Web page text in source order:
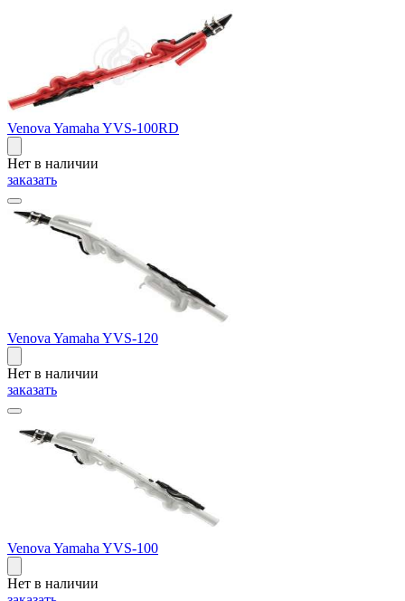
Venova Yamaha YVS-100RD
Нет в наличии
заказать
Venova Yamaha YVS-120
Нет в наличии
заказать
Venova Yamaha YVS-100
Нет в наличии